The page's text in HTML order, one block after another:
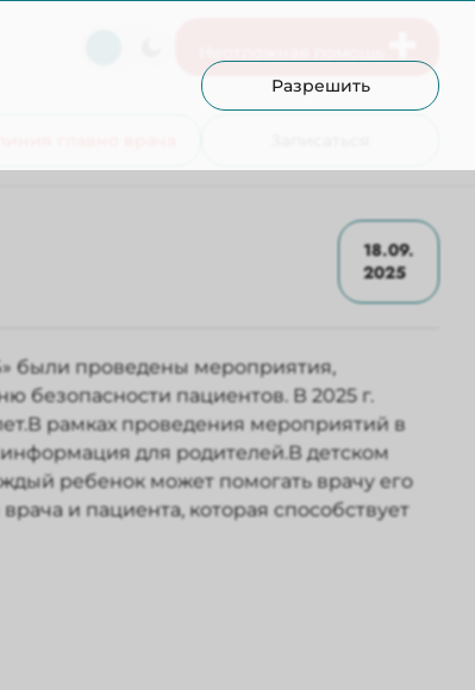
Разрешить
18.09.
2025
были проведены мероприятия,
пациентов. В 2025 г.
рамках проведения мероприятий в
информация для родителей.В детском
ребенок может помогать врачу его
и пациента, которая способствует